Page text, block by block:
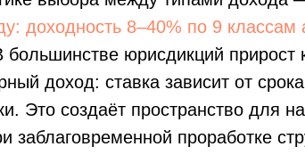
доходность 8–40% по 9 классам
юрисдикций прирост
доход: ставка зависит от
Это создаёт пространство для
проработке